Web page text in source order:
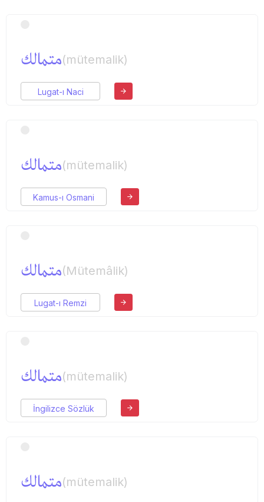
متمالك(mütemalik)
Lugat-ı Naci
متمالك(mütemalik)
Kamus-ı Osmani
متمالك(Mütemâlik)
Lugat-ı Remzi
متمالك(mütemalik)
İngilizce Sözlük
متمالك(mütemalik)